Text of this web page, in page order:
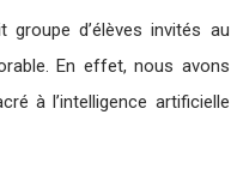
d’élèves invités au
En effet, nous avons
à l’intelligence artificielle